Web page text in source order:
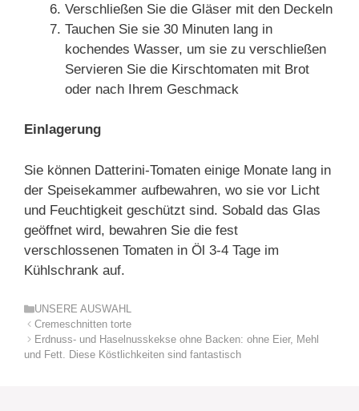
Verschließen Sie die Gläser mit den Deckeln
Tauchen Sie sie 30 Minuten lang in
kochendes Wasser, um sie zu verschließen
Servieren Sie die Kirschtomaten mit Brot
oder nach Ihrem Geschmack
Einlagerung
Sie können Datterini-Tomaten einige Monate lang in
der Speisekammer aufbewahren, wo sie vor Licht
und Feuchtigkeit geschützt sind. Sobald das Glas
geöffnet wird, bewahren Sie die fest
verschlossenen Tomaten in Öl 3-4 Tage im
Kühlschrank auf.
Kategorien
UNSERE AUSWAHL
Cremeschnitten torte
Erdnuss- und Haselnusskekse ohne Backen: ohne Eier, Mehl
und Fett. Diese Köstlichkeiten sind fantastisch